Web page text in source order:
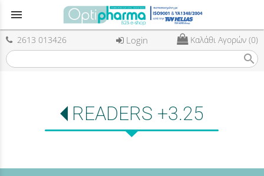
menu
2613 013426 Login Καλάθι Αγορών (0)
search
READERS +3.25